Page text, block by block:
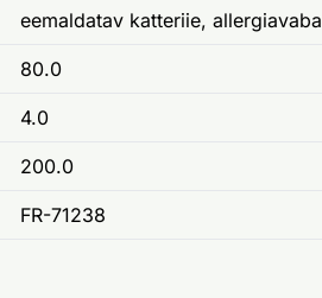
eemaldatav katteriie, allergiavaba
80.0
4.0
200.0
FR-71238